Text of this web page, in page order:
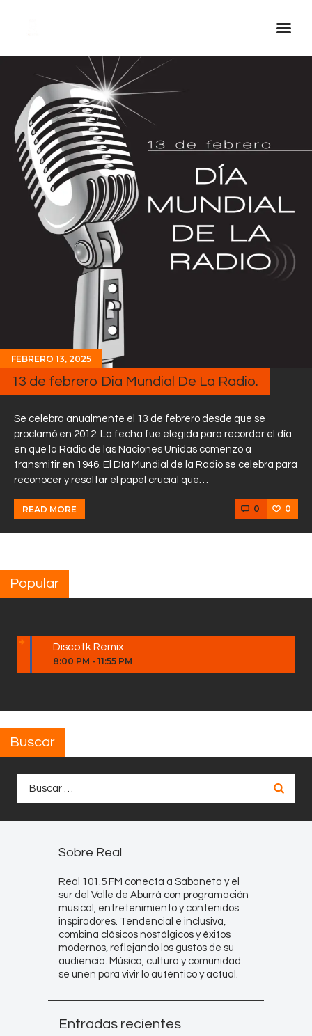
Inicio Real FM
Streaming
En Vivo
Descarga La APP
Programas
Noticias
Equipo
Sobre Nosotros
Contactos
FEBRERO 13, 2025
13 de febrero Dia Mundial De La Radio.
Se celebra anualmente el 13 de febrero desde que se
proclamó en 2012. La fecha fue elegida para recordar el día
en que la Radio de las Naciones Unidas comenzó a
transmitir en 1946. El Día Mundial de la Radio se celebra para
reconocer y resaltar el papel crucial que…
READ MORE 0 0
Popular
Discotk Remix
8:00 PM - 11:55 PM
Buscar
Sobre Real
Real 101.5 FM conecta a Sabaneta y el
sur del Valle de Aburrá con programación
musical, entretenimiento y contenidos
inspiradores. Tendencial e inclusiva,
combina clásicos nostálgicos y éxitos
modernos, reflejando los gustos de su
audiencia. Música, cultura y comunidad
se unen para vivir lo auténtico y actual.
Entradas recientes